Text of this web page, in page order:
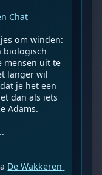
Chat
om winden:
biologisch
mensen uit te
langer wil
je het een
dan als iets
Adams.
De Wakkeren